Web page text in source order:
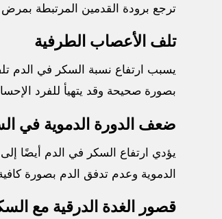
ترجع برودة القدمين المرتبطة بمرض
تلف الأعصاب الطرفية
يسبب ارتفاع نسبة السكر في الدم
بصورة صحيحة وقد يتهيأ للفرد
ضعف الدورة الدموية في
يؤدي ارتفاع السكر في الدم أيضًا
الدموية وعدم تدفق الدم بصورة
قصور الغدة الدرقية مع